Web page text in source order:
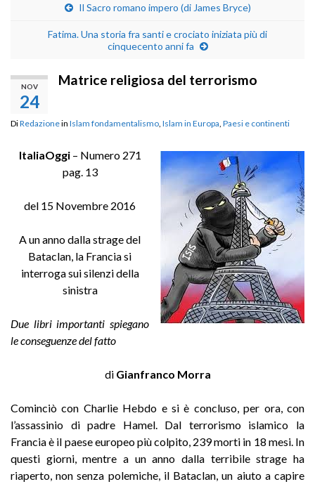
Il Sacro romano impero (di James Bryce)
Fatima. Una storia fra santi e crociato iniziata più di
cinquecento anni fa
NOV
24
Matrice religiosa del terrorismo
DiRedazionein Islam fondamentalismo Islam in Europa Paesi e continenti
ItaliaOggi– Numero 271
pag. 13
del 15 Novembre 2016
A un anno dalla strage del
Bataclan, la Francia si
interroga sui silenzi della
sinistra
Due libri importanti spiegano
le conseguenze del fatto
di Gianfranco Morra
Cominciò con Charlie Hebdo e si è concluso, per ora, con
l’assassinio di padre Hamel. Dal terrorismo islamico la
Francia è il paese europeo più colpito, 239 morti in 18 mesi. In
questi giorni, mentre a un anno dalla terribile strage ha
riaperto, non senza polemiche, il Bataclan, un aiuto a capire